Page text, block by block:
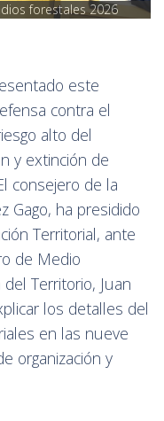
forestales 2026
este
contra el
alto del
y extinción de
consejero de la
Gago, ha presidido
Territorial, ante
de Medio
Territorio, Juan
los detalles del
en las nueve
organización y